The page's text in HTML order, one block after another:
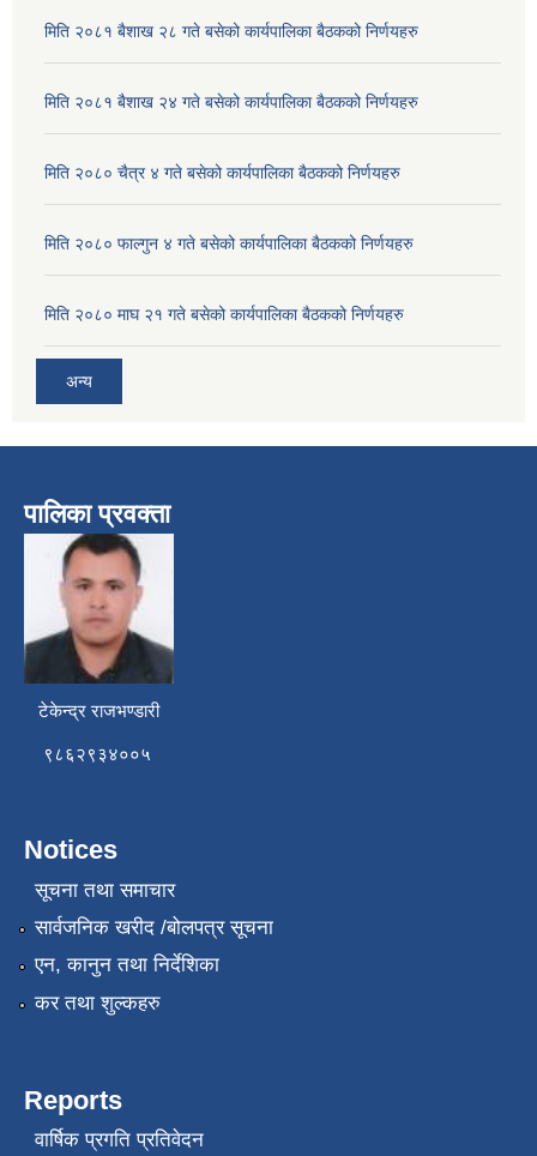
मिति २०८१ बैशाख २८ गते बसेको कार्यपालिका बैठकको निर्णयहरु
मिति २०८१ बैशाख २४ गते बसेको कार्यपालिका बैठकको निर्णयहरु
मिति २०८० चैत्र ४ गते बसेको कार्यपालिका बैठकको निर्णयहरु
मिति २०८० फाल्गुन ४ गते बसेको कार्यपालिका बैठकको निर्णयहरु
मिति २०८० माघ २१ गते बसेको कार्यपालिका बैठकको निर्णयहरु
अन्य
पालिका प्रवक्ता
टेकेन्द्र राजभण्डारी
९८६२९३४००५
Notices
सूचना तथा समाचार
सार्वजनिक खरीद /बोलपत्र सूचना
एन, कानुन तथा निर्देशिका
कर तथा शुल्कहरु
Reports
वार्षिक प्रगति प्रतिवेदन